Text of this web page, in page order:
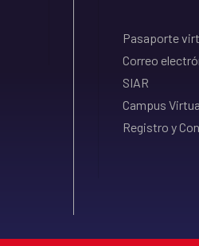
Pasaporte
Correo
SIAR
Campus
Registro y